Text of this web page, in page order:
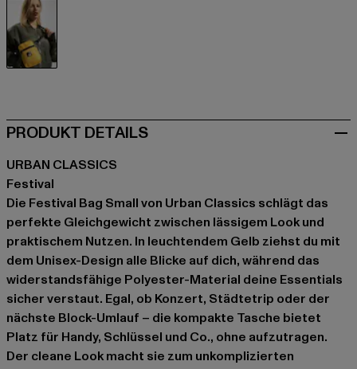
schwarz
PRODUKT DETAILS
URBAN CLASSICS
Festival
Die Festival Bag Small von Urban Classics schlägt das
perfekte Gleichgewicht zwischen lässigem Look und
praktischem Nutzen. In leuchtendem Gelb ziehst du mit
dem Unisex-Design alle Blicke auf dich, während das
widerstandsfähige Polyester-Material deine Essentials
sicher verstaut. Egal, ob Konzert, Städtetrip oder der
nächste Block-Umlauf – die kompakte Tasche bietet
Platz für Handy, Schlüssel und Co., ohne aufzutragen.
Der cleane Look macht sie zum unkomplizierten